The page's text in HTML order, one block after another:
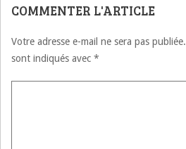
COMMENTER L'ARTICLE
Votre adresse e-mail ne sera pas publiée.
sont indiqués avec *